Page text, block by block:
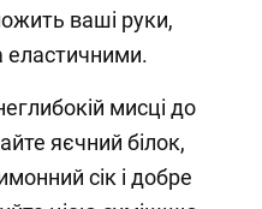
ваші руки,
еластичними.
мисці до
яєчний білок,
сік і добре